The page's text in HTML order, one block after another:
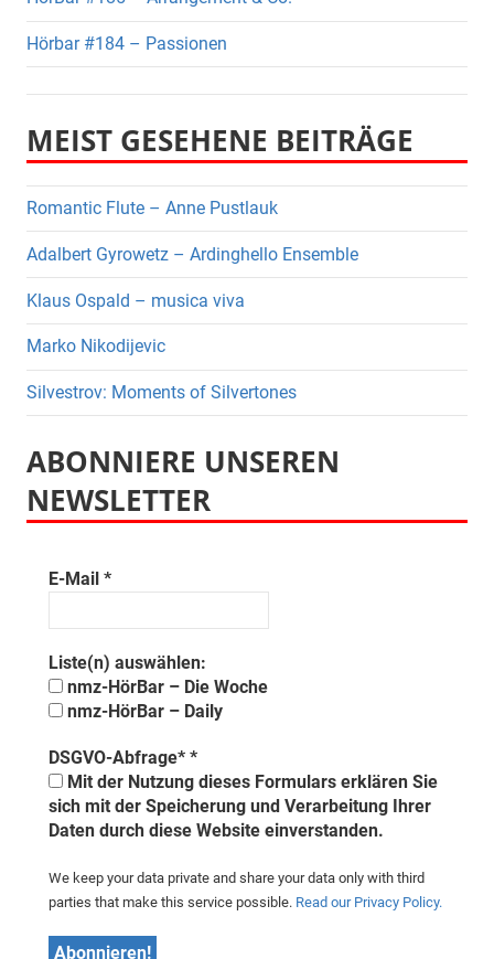
Hörbar #184 – Passionen
MEIST GESEHENE BEITRÄGE
Romantic Flute – Anne Pustlauk
Adalbert Gyrowetz – Ardinghello Ensemble
Klaus Ospald – musica viva
Marko Nikodijevic
Silvestrov: Moments of Silvertones
ABONNIERE UNSEREN
NEWSLETTER
E-Mail *
Liste(n) auswählen:
nmz-HörBar – Die Woche
nmz-HörBar – Daily
DSGVO-Abfrage* *
Mit der Nutzung dieses Formulars erklären Sie
sich mit der Speicherung und Verarbeitung Ihrer
Daten durch diese Website einverstanden.
We keep your data private and share your data only with third
parties that make this service possible. Read our Privacy Policy.